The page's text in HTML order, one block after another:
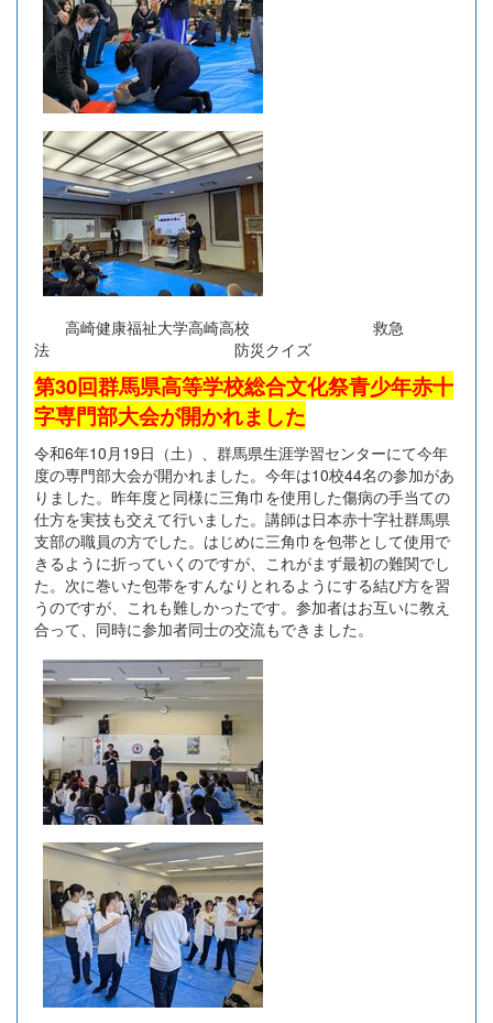
高崎健康福祉大学高崎高校 救急
法 防災クイズ
第30回群馬県高等学校総合文化祭青少年赤十
字専門部大会が開かれました
令和6年10月19日（土）、群馬県生涯学習センターにて今年
度の専門部大会が開かれました。今年は10校44名の参加があ
りました。昨年度と同様に三角巾を使用した傷病の手当ての
仕方を実技も交えて行いました。講師は日本赤十字社群馬県
支部の職員の方でした。はじめに三角巾を包帯として使用で
きるように折っていくのですが、これがまず最初の難関でし
た。次に巻いた包帯をすんなりとれるようにする結び方を習
うのですが、これも難しかったです。参加者はお互いに教え
合って、同時に参加者同士の交流もできました。